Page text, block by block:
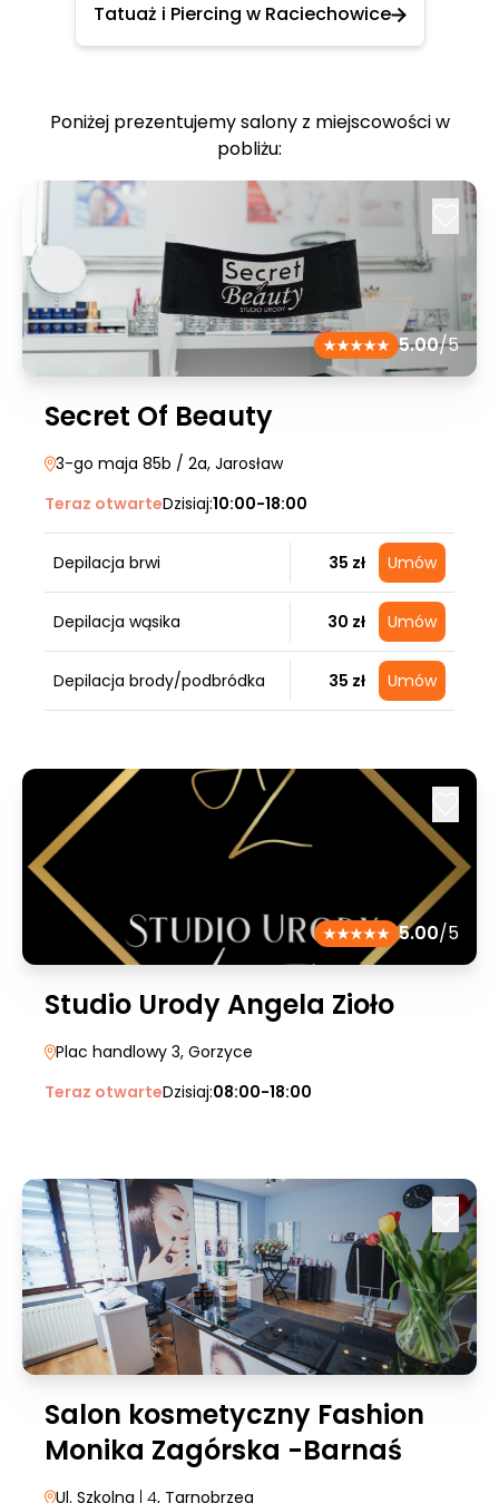
Tatuaż i Piercing w Raciechowice
Poniżej prezentujemy salony z miejscowości w
pobliżu:
5.00/5
Secret Of Beauty
3-go maja 85b / 2a, Jarosław
Teraz otwarteDzisiaj:10:00-18:00
Depilacja brwi 35 zł Umów
Depilacja wąsika 30 zł Umów
Depilacja brody/podbródka 35 zł Umów
5.00/5
Studio Urody Angela Zioło
Plac handlowy 3, Gorzyce
Teraz otwarteDzisiaj:08:00-18:00
Salon kosmetyczny Fashion
Monika Zagórska -Barnaś
Ul. Szkolna | 4, Tarnobrzeg